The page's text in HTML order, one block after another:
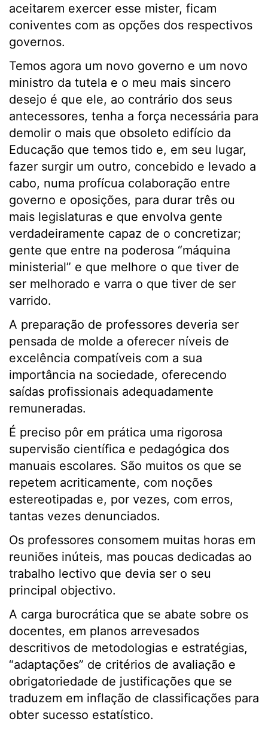
aceitarem exercer esse mister, ficam
coniventes com as opções dos respectivos
governos.
Temos agora um novo governo e um novo
ministro da tutela e o meu mais sincero
desejo é que ele, ao contrário dos seus
antecessores, tenha a força necessária para
demolir o mais que obsoleto edifício da
Educação que temos tido e, em seu lugar,
fazer surgir um outro, concebido e levado a
cabo, numa profícua colaboração entre
governo e oposições, para durar três ou
mais legislaturas e que envolva gente
verdadeiramente capaz de o concretizar;
gente que entre na poderosa “máquina
ministerial” e que melhore o que tiver de
ser melhorado e varra o que tiver de ser
varrido.
A preparação de professores deveria ser
pensada de molde a oferecer níveis de
excelência compatíveis com a sua
importância na sociedade, oferecendo
saídas profissionais adequadamente
remuneradas.
É preciso pôr em prática uma rigorosa
supervisão científica e pedagógica dos
manuais escolares. São muitos os que se
repetem acriticamente, com noções
estereotipadas e, por vezes, com erros,
tantas vezes denunciados.
Os professores consomem muitas horas em
reuniões inúteis, mas poucas dedicadas ao
trabalho lectivo que devia ser o seu
principal objectivo.
A carga burocrática que se abate sobre os
docentes, em planos arrevesados
descritivos de metodologias e estratégias,
“adaptações” de critérios de avaliação e
obrigatoriedade de justificações que se
traduzem em inflação de classificações para
obter sucesso estatístico.